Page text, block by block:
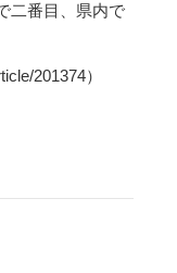
二番目、県内で
201374）